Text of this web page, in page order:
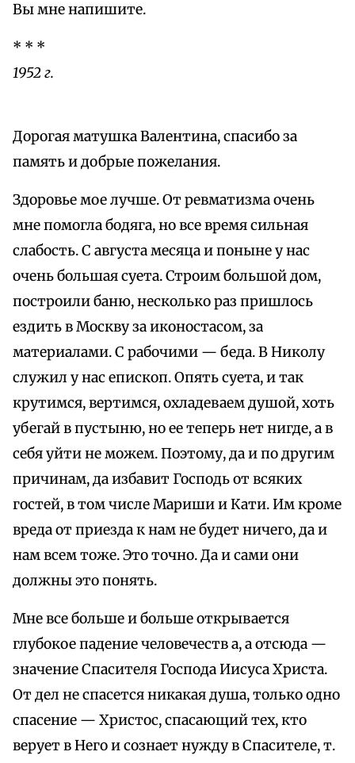
Вы мне напишите.
* * *
1952 г.
Дорогая матушка Валентина, спасибо за
память и добрые пожелания.
Здоровье мое лучше. От ревматизма очень
мне помогла бодяга, но все время сильная
слабость. С августа месяца и поныне у нас
очень большая суета. Строим большой дом,
построили баню, несколько раз пришлось
ездить в Москву за иконостасом, за
материалами. С рабочими — беда. В Николу
служил у нас епископ. Опять суета, и так
крутимся, вертимся, охладеваем душой, хоть
убегай в пустыню, но ее теперь нет нигде, а в
себя уйти не можем. Поэтому, да и по другим
причинам, да избавит Господь от всяких
гостей, в том числе Мариши и Кати. Им кроме
вреда от приезда к нам не будет ничего, да и
нам всем тоже. Это точно. Да и сами они
должны это понять.
Мне все больше и больше открывается
глубокое падение человечеств а, а отсюда —
значение Спасителя Господа Иисуса Христа.
От дел не спасется никакая душа, только одно
спасение — Христос, спасающий тех, кто
верует в Него и сознает нужду в Спасителе, т.